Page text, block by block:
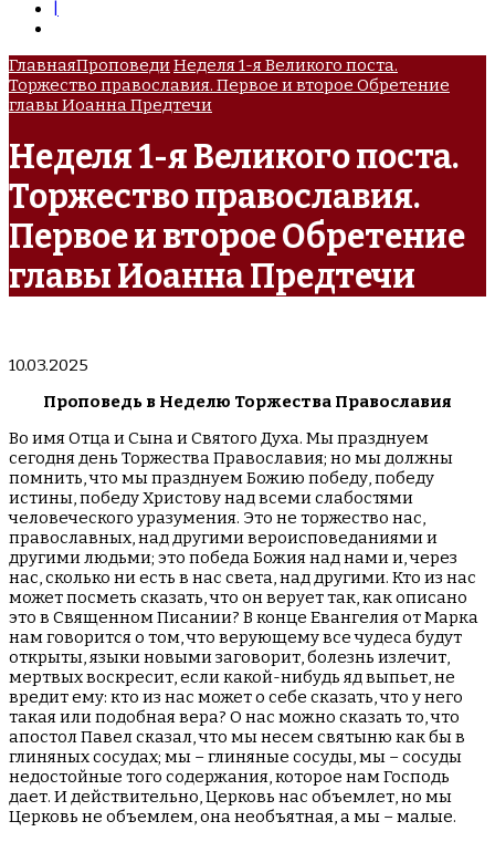
ГлавнаяПроповедиНеделя 1-я Великого поста.
Торжество православия. Первое и второе Обретение
главы Иоанна Предтечи
Неделя 1-я Великого поста.
Торжество православия.
Первое и второе Обретение
главы Иоанна Предтечи
10.03.2025
Проповедь в Неделю Торжества Православия
Во имя Отца и Сына и Святого Духа. Мы празднуем
сегодня день Торжества Православия; но мы должны
помнить, что мы празднуем Божию победу, победу
истины, победу Христову над всеми слабостями
человеческого уразумения. Это не торжество нас,
православных, над другими вероисповеданиями и
другими людьми; это победа Божия над нами и, через
нас, сколько ни есть в нас света, над другими. Кто из нас
может посметь сказать, что он верует так, как описано
это в Священном Писании? В конце Евангелия от Марка
нам говорится о том, что верующему все чудеса будут
открыты, языки новыми заговорит, болезнь излечит,
мертвых воскресит, если какой-нибудь яд выпьет, не
вредит ему: кто из нас может о себе сказать, что у него
такая или подобная вера? О нас можно сказать то, что
апостол Павел сказал, что мы несем святыню как бы в
глиняных сосудах; мы – глиняные сосуды, мы – сосуды
недостойные того содержания, которое нам Господь
дает. И действительно, Церковь нас объемлет, но мы
Церковь не объемлем, она необъятная, а мы – малые.